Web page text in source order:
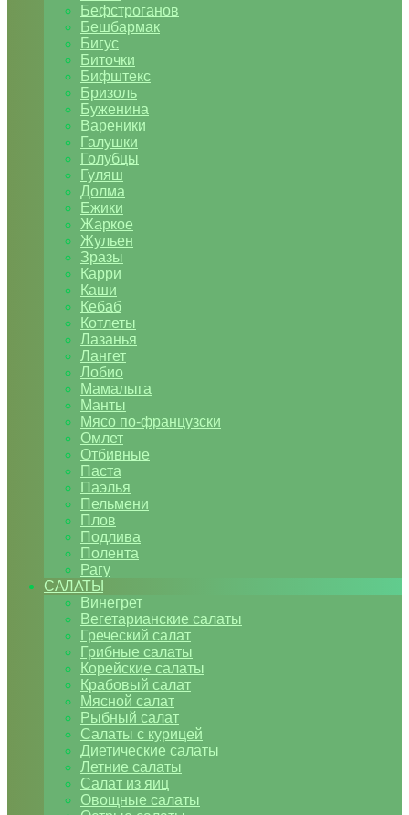
Бефстроганов
Бешбармак
Бигус
Биточки
Бифштекс
Бризоль
Буженина
Вареники
Галушки
Голубцы
Гуляш
Долма
Ежики
Жаркое
Жульен
Зразы
Карри
Каши
Кебаб
Котлеты
Лазанья
Лангет
Лобио
Мамалыга
Манты
Мясо по-французски
Омлет
Отбивные
Паста
Паэлья
Пельмени
Плов
Подлива
Полента
Рагу
САЛАТЫ
Винегрет
Вегетарианские салаты
Греческий салат
Грибные салаты
Корейские салаты
Крабовый салат
Мясной салат
Рыбный салат
Салаты с курицей
Диетические салаты
Летние салаты
Салат из яиц
Овощные салаты